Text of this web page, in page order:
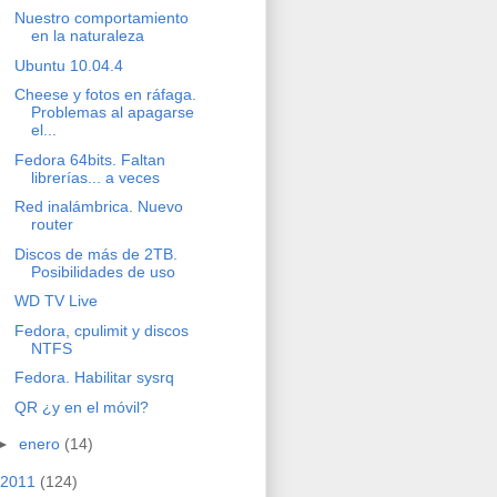
Nuestro comportamiento
en la naturaleza
Ubuntu 10.04.4
Cheese y fotos en ráfaga.
Problemas al apagarse
el...
Fedora 64bits. Faltan
librerías... a veces
Red inalámbrica. Nuevo
router
Discos de más de 2TB.
Posibilidades de uso
WD TV Live
Fedora, cpulimit y discos
NTFS
Fedora. Habilitar sysrq
QR ¿y en el móvil?
enero (14)
2011 (124)